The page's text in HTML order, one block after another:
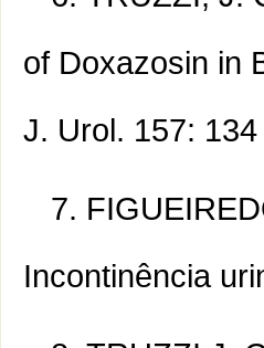
of Doxazosin in
J. Urol. 157:
Incontinência